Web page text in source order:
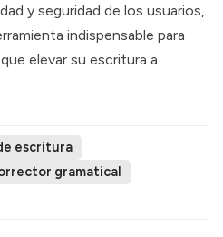
y seguridad de los usuarios,
indispensable para
elevar su escritura a
escritura
gramatical